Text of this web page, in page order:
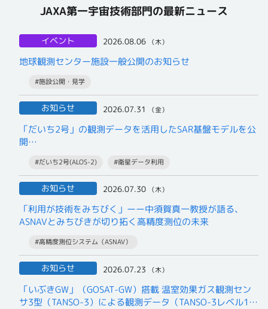
JAXA第一宇宙技術部門の最新ニュース
イベント 2026.08.06 （木）
地球観測センター施設一般公開のお知らせ
#施設公開・見学
お知らせ 2026.07.31 （金）
「だいち2号」の観測データを活用したSAR基盤モデルを公
開
#だいち2号(ALOS-2) #衛星データ利用
お知らせ 2026.07.30 （木）
「利用が技術をみちびく」ーー中須賀真一教授が語る、
ASNAVとみちびきが切り拓く高精度測位の未来
#高精度測位システム（ASNAV）
お知らせ 2026.07.23 （木）
「いぶきGW」（GOSAT-GW）搭載 温室効果ガス観測セン
サ3型（TANSO-3）による観測データ（TANSO-3レベル1B